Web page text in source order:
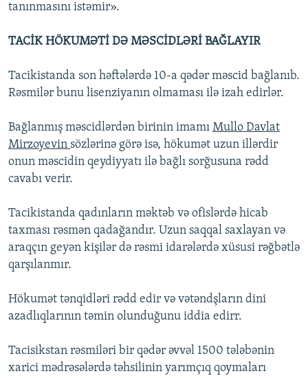
tanınmasını istəmir».
TACİK HÖKUMƏTİ DƏ MƏSCİDLƏRİ BAĞLAYIR
Tacikistanda son həftələrdə 10-a qədər məscid bağlanıb.
Rəsmilər bunu lisenziyanın olmaması ilə izah edirlər.
Bağlanmış məscidlərdən birinin imamı Mullo Davlat
Mirzoyevin sözlərinə görə isə, hökumət uzun illərdir
onun məscidin qeydiyyatı ilə bağlı sorğusuna rədd
cavabı verir.
Tacikistanda qadınların məktəb və ofislərdə hicab
taxması rəsmən qadağandır. Uzun saqqal saxlayan və
araqçın geyən kişilər də rəsmi idarələrdə xüsusi rəğbətlə
qarşılanmır.
Hökumət tənqidləri rədd edir və vətəndşların dini
azadlıqlarının təmin olunduğunu iddia edirr.
Tacisikstan rəsmiləri bir qədər əvvəl 1500 tələbənin
xarici mədrəsələrdə təhsilinin yarımçıq qoymaları